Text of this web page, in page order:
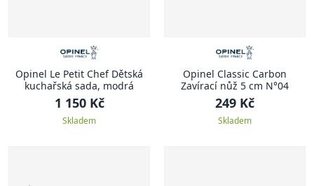
Opinel Le Petit Chef Dětská
kuchařská sada, modrá
1 150 Kč
Skladem
Opinel Classic Carbon
Zavírací nůž 5 cm N°04
249 Kč
Skladem